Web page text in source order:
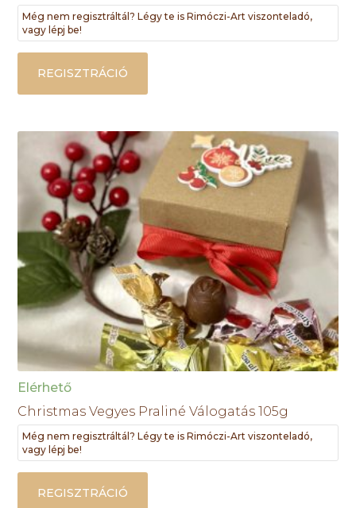
Még nem regisztráltál? Légy te is Rimóczi-Art viszonteladó,
vagy lépj be!
REGISZTRÁCIÓ
Elérhető
Christmas Vegyes Praliné Válogatás 105g
Még nem regisztráltál? Légy te is Rimóczi-Art viszonteladó,
vagy lépj be!
REGISZTRÁCIÓ